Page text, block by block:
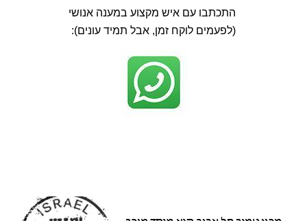
התכתבו עם איש מקצוע במענה אנושי
(לפעמים לוקח זמן, אבל תמיד עונים):